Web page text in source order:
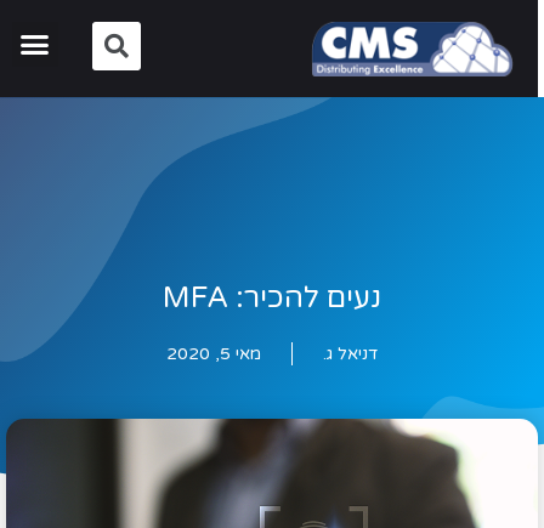
נעים להכיר: MFA
דניאל ג. מאי 5, 2020